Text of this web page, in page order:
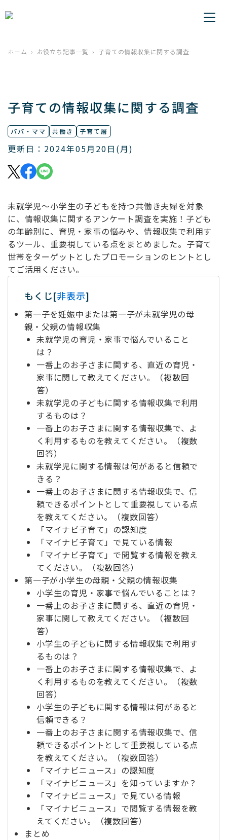
ホーム お役立ち記事一覧 子育ての情報収集に関する調査
子育ての情報収集に関する調査
パパ・ママ 共働き 子育て層
更新日：2024年05月20日(月)
未就学児～小学生の子どもを持つ共働き夫婦を対象
に、情報収集に関するアンケート調査を実施！子ども
の年齢別に、育児・家事の悩みや、情報収集で利用す
るツール、重要視している点をまとめました。子育て
世帯をターゲットとしたプロモーションのヒントとし
てご活用ください。
もくじ[非表示]
第一子を妊娠中または第一子が未就学児の母
親・父親の情報収集
未就学児の育児・家事で悩んでいること
は？
一番上のお子さまに関する、直近の育児・
家事に関して教えてください。（複数回
答）
未就学児の子どもに関する情報収集で利用
するものは？
一番上のお子さまに関する情報収集で、よ
く利用するものを教えてください。（複数
回答）
未就学児に関する情報は何があると信頼で
きる？
一番上のお子さまに関する情報収集で、信
頼できるポイントとして重要視している点
を教えてください。（複数回答）
「マイナビ子育て」の認知度
「マイナビ子育て」で見ている情報
「マイナビ子育て」で閲覧する情報を教え
てください。（複数回答）
第一子が小学生の母親・父親の情報収集
小学生の育児・家事で悩んでいることは？
一番上のお子さまに関する、直近の育児・
家事に関して教えてください。（複数回
答）
小学生の子どもに関する情報収集で利用す
るものは？
一番上のお子さまに関する情報収集で、よ
く利用するものを教えてください。（複数
回答）
小学生の子どもに関する情報は何があると
信頼できる？
一番上のお子さまに関する情報収集で、信
頼できるポイントとして重要視している点
を教えてください。（複数回答）
「マイナビニュース」の認知度
「マイナビニュース」を知っていますか？
「マイナビニュース」で見ている情報
「マイナビニュース」で閲覧する情報を教
えてください。（複数回答）
まとめ